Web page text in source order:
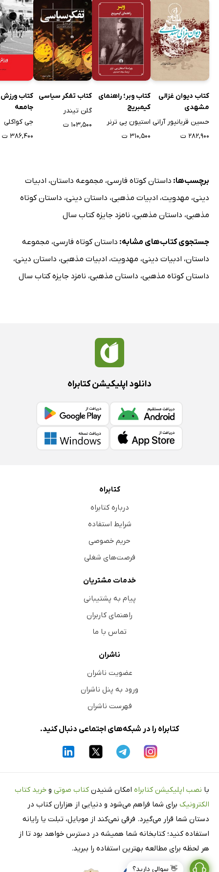
کتاب دیوان غزالی
مشهدی
حسین قربانپور آرانی
۲۸۲,۹۰۰ ت
کتاب وبر؛ راهنمای
کیمبریج
استیون پی ترنر
۳۱۰,۵۰۰ ت
کتاب تفکر سیاسی
گلن تیندر
۱۰۳,۵۰۰ ت
کتاب ورزش
جامعه
جی کواکلی
۳۸۶,۴۰۰ ت
برچسب‌ها: داستان کوتاه فارسی، مجموعه داستان، ادبیات
دینی، مهدویت، ادبیات مذهبی، داستان دینی، داستان کوتاه
مذهبی، داستان مذهبی، نامزد جایزه کتاب سال
جستجوی کتاب‌های مشابه: داستان کوتاه فارسی، مجموعه
داستان، ادبیات دینی، مهدویت، ادبیات مذهبی، داستان دینی،
داستان کوتاه مذهبی، داستان مذهبی، نامزد جایزه کتاب سال
👋 سوالی دارید؟
دانلود اپلیکیشن کتابراه
کتابراه
درباره کتابراه
شرایط استفاده
حریم خصوصی
فرصت‌های شغلی
خدمات مشتریان
پیام به پشتیبانی
راهنمای کاربران
تماس با ما
ناشران
عضویت ناشران
ورود به پنل ناشران
فهرست ناشران
کتابراه را در شبکه‌های اجتماعی دنبال کنید.
با نصب اپلیکیشن کتابراه امکان شنیدن کتاب صوتی و خرید کتاب
الکترونیک برای شما فراهم می‌شود و دنیایی از هزاران کتاب در
دستان شما قرار می‌گیرد. فرقی نمی‌کند از موبایل، تبلت یا رایانه
استفاده کنید؛ کتابخانه شما همیشه در دسترس خواهد بود تا از
هر لحظه برای مطالعه بهترین استفاده را ببرید.